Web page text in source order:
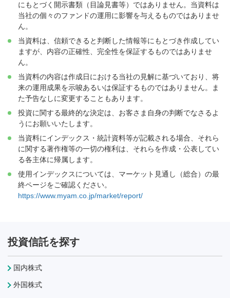
にもとづく開示書類（目論見書等）ではありません。当資料は
当社の個々のファンドの運用に影響を与えるものではありませ
ん。
当資料は、信頼できると判断した情報等にもとづき作成してい
ますが、内容の正確性、完全性を保証するものではありませ
ん。
当資料の内容は作成日における当社の見解に基づいており、将
来の運用成果を示唆あるいは保証するものではありません。ま
た予告なしに変更することもあります。
投資に関する最終的な決定は、お客さま自身の判断でなさるよ
うにお願いいたします。
当資料にインデックス・統計資料等が記載される場合、それら
に関する著作権等の一切の権利は、それらを作成・公表してい
る各主体に帰属します。
使用インデックスについては、マーケット見通し（総合）の最
終ページをご確認ください。
https://www.myam.co.jp/market/report/
投資信託を探す
国内株式
外国株式